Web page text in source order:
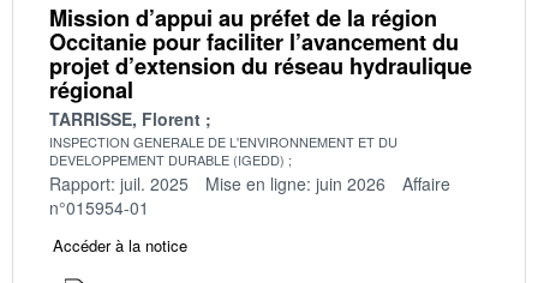
Mission d’appui au préfet de la région
Occitanie pour faciliter l’avancement du
projet d’extension du réseau hydraulique
régional
TARRISSE, Florent
INSPECTION GENERALE DE L'ENVIRONNEMENT ET DU
DEVELOPPEMENT DURABLE (IGEDD)
Rapport: juil. 2025 Mise en ligne: juin 2026
Affaire
n°015954-01
Accéder à la notice